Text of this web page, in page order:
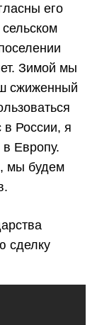
его
Зимой мы
сжиженный
России, я
Европу.
мы будем
сделку